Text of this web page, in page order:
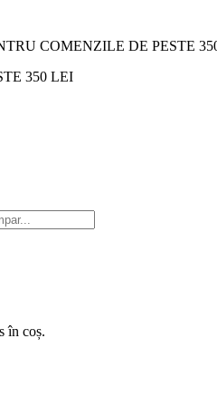
COMENZILE DE PESTE
350 LEI
în coș.